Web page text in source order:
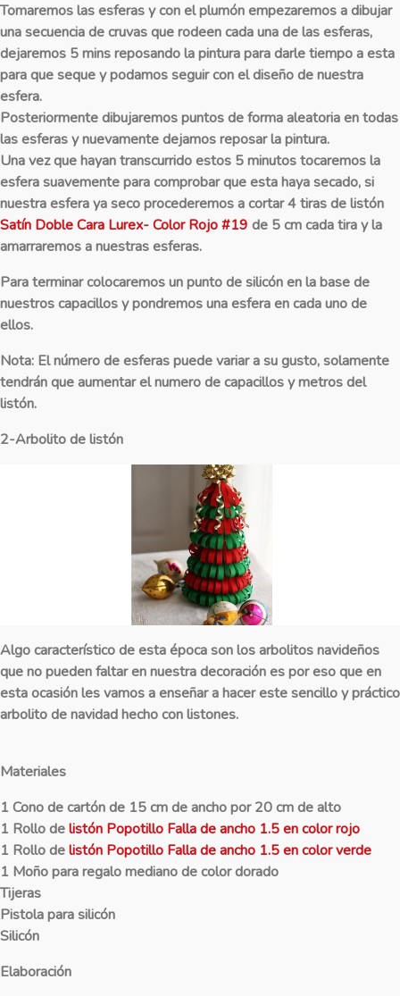
Tomaremos las esferas y con el plumón empezaremos a dibujar
una secuencia de cruvas que rodeen cada una de las esferas,
dejaremos 5 mins reposando la pintura para darle tiempo a esta
para que seque y podamos seguir con el diseño de nuestra
esfera.
Posteriormente dibujaremos puntos de forma aleatoria en todas
las esferas y nuevamente dejamos reposar la pintura.
Una vez que hayan transcurrido estos 5 minutos tocaremos la
esfera suavemente para comprobar que esta haya secado, si
nuestra esfera ya seco procederemos a cortar 4 tiras de listón
Satín Doble Cara Lurex- Color Rojo #19 de 5 cm cada tira y la
amarraremos a nuestras esferas.
Para terminar colocaremos un punto de silicón en la base de
nuestros capacillos y pondremos una esfera en cada uno de
ellos.
Nota: El número de esferas puede variar a su gusto, solamente
tendrán que aumentar el numero de capacillos y metros del
listón.
2-Arbolito de listón
Algo característico de esta época son los arbolitos navideños
que no pueden faltar en nuestra decoración es por eso que en
esta ocasión les vamos a enseñar a hacer este sencillo y práctico
arbolito de navidad hecho con listones.
Materiales
1 Cono de cartón de 15 cm de ancho por 20 cm de alto
1 Rollo delistón Popotillo Falla de ancho 1.5 en color rojo
1 Rollo delistón Popotillo Falla de ancho 1.5 en color verde
1 Moño para regalo mediano de color dorado
Tijeras
Pistola para silicón
Silicón
Elaboración